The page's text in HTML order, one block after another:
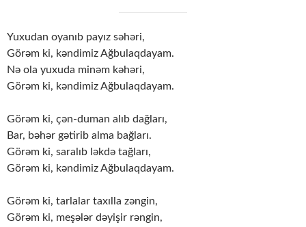
Yuxudan oyanıb payız səhəri,
Görəm ki, kəndimiz Ağbulaqdayam.
Nə ola yuxuda minəm kəhəri,
Görəm ki, kəndimiz Ağbulaqdayam.
Görəm ki, çən-duman alıb dağları,
Bar, bəhər gətirib alma bağları.
Görəm ki, saralıb ləkdə tağları,
Görəm ki, kəndimiz Ağbulaqdayam.
Görəm ki, tarlalar taxılla zəngin,
Görəm ki, meşələr dəyişir rəngin,